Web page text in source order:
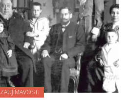
ZAUJÍMAVOSTI